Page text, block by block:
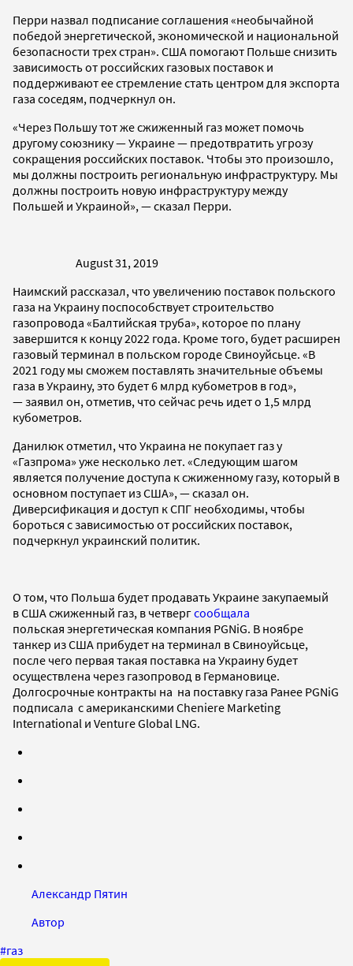
Перри назвал подписание соглашения «необычайной
победой энергетической, экономической и национальной
безопасности трех стран». США помогают Польше снизить
зависимость от российских газовых поставок и
поддерживают ее стремление стать центром для экспорта
газа соседям, подчеркнул он.
«Через Польшу тот же сжиженный газ может помочь
другому союзнику — Украине — предотвратить угрозу
сокращения российских поставок. Чтобы это произошло,
мы должны построить региональную инфраструктуру. Мы
должны построить новую инфраструктуру между
Польшей и Украиной», — сказал Перри.
August 31, 2019
Наимский рассказал, что увеличению поставок польского
газа на Украину поспособствует строительство
газопровода «Балтийская труба», которое по плану
завершится к концу 2022 года. Кроме того, будет расширен
газовый терминал в польском городе Свиноуйсьце. «В
2021 году мы сможем поставлять значительные объемы
газа в Украину, это будет 6 млрд кубометров в год»,
— заявил он, отметив, что сейчас речь идет о 1,5 млрд
кубометров.
Данилюк отметил, что Украина не покупает газ у
«Газпрома» уже несколько лет. «Следующим шагом
является получение доступа к сжиженному газу, который в
основном поступает из США», — сказал он.
Диверсификация и доступ к СПГ необходимы, чтобы
бороться с зависимостью от российских поставок,
подчеркнул украинский политик.
О том, что Польша будет продавать Украине закупаемый
в США сжиженный газ, в четвергсообщала
польская энергетическая компания PGNiG. В ноябре
танкер из США прибудет на терминал в Свиноуйсьце,
после чего первая такая поставка на Украину будет
осуществлена через газопровод в Германовице.
Долгосрочные контракты на на поставку газа Ранее PGNiG
подписала с американскими Cheniere Marketing
International и Venture Global LNG.
Александр Пятин
Автор
#газ